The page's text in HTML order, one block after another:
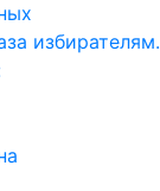
избирателям.